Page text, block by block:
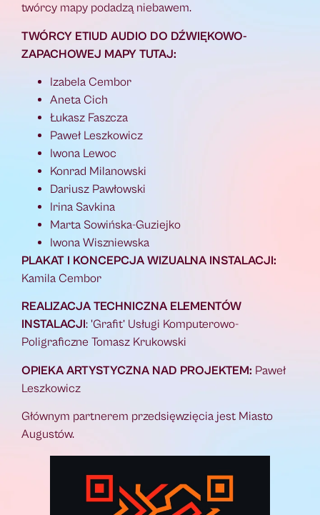
twórcy mapy podadzą niebawem.
TWÓRCY ETIUD AUDIO DO DŹWIĘKOWO-
ZAPACHOWEJ MAPY TUTAJ:
Izabela Cembor
Aneta Cich
Łukasz Faszcza
Paweł Leszkowicz
Iwona Lewoc
Konrad Milanowski
Dariusz Pawłowski
Irina Savkina
Marta Sowińska-Guziejko
Iwona Wiszniewska
PLAKAT I KONCEPCJA WIZUALNA INSTALACJI:
Kamila Cembor
REALIZACJA TECHNICZNA ELEMENTÓW
INSTALACJI: 'Grafit’ Usługi Komputerowo-
Poligraficzne Tomasz Krukowski
OPIEKA ARTYSTYCZNA NAD PROJEKTEM: Paweł
Leszkowicz
Głównym partnerem przedsięwzięcia jest Miasto
Augustów.